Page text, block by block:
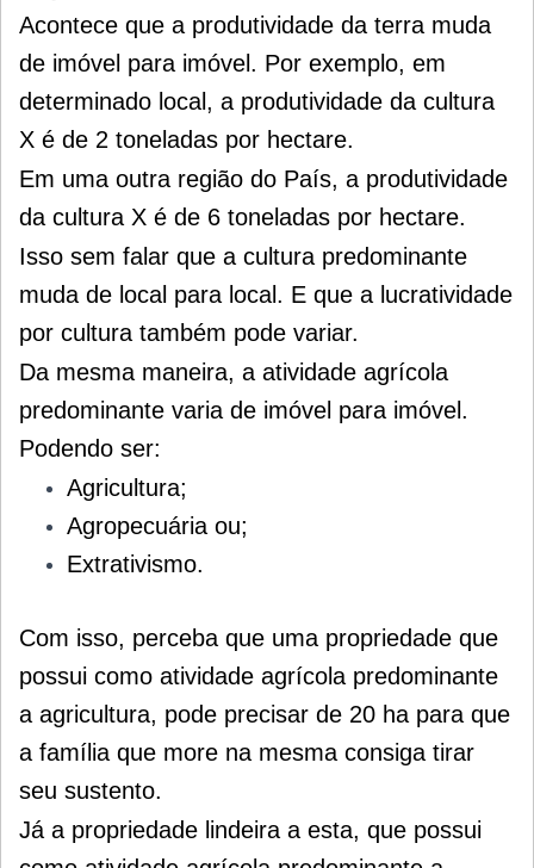
Acontece que a produtividade da terra muda
de imóvel para imóvel. Por exemplo, em
determinado local, a produtividade da cultura
X é de 2 toneladas por hectare.
Em uma outra região do País, a produtividade
da cultura X é de 6 toneladas por hectare.
Isso sem falar que a cultura predominante
muda de local para local. E que a lucratividade
por cultura também pode variar.
Da mesma maneira, a atividade agrícola
predominante varia de imóvel para imóvel.
Podendo ser:
Agricultura;
Agropecuária ou;
Extrativismo.
Com isso, perceba que uma propriedade que
possui como atividade agrícola predominante
a agricultura, pode precisar de 20 ha para que
a família que more na mesma consiga tirar
seu sustento.
Já a propriedade lindeira a esta, que possui